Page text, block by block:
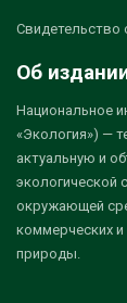
Об
Национальное
«Экология») —
актуальную и
экологической
окружающей
коммерческих
природы.